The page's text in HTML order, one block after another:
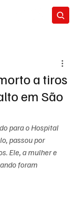
a tiros
em São
para o Hospital
passou por
Ele, a mulher e
foram